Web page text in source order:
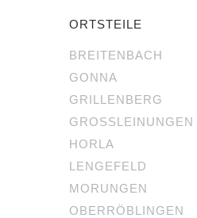
ORTSTEILE
BREITENBACH
GONNA
GRILLENBERG
GROSSLEINUNGEN
HORLA
LENGEFELD
MORUNGEN
OBERRÖBLINGEN